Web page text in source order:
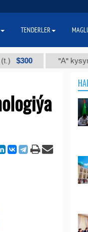
"А" kysymly
TENDERLER